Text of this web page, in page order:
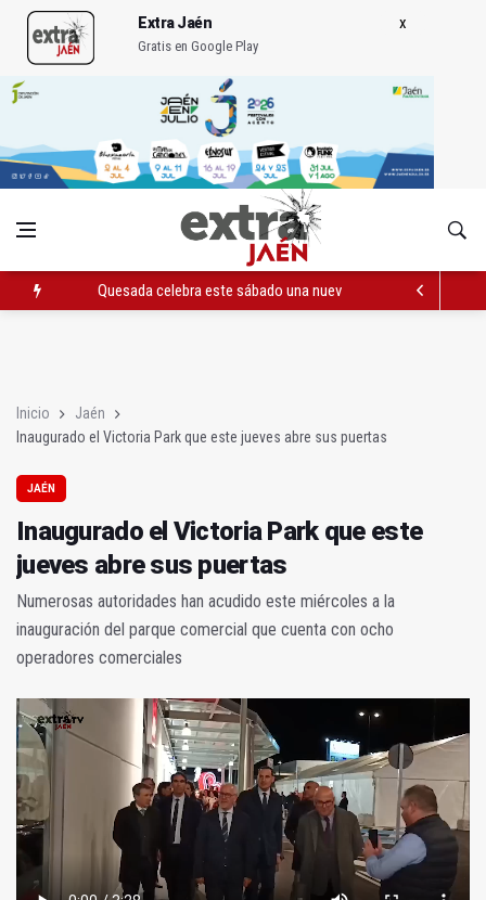
Extra Jaén
Gratis en Google Play
Quesada celebra este sábado una nueva jornada de Orgullo
Inicio
Jaén
Inaugurado el Victoria Park que este jueves abre sus puertas
JAÉN
Inaugurado el Victoria Park que este
jueves abre sus puertas
Numerosas autoridades han acudido este miércoles a la
inauguración del parque comercial que cuenta con ocho
operadores comerciales